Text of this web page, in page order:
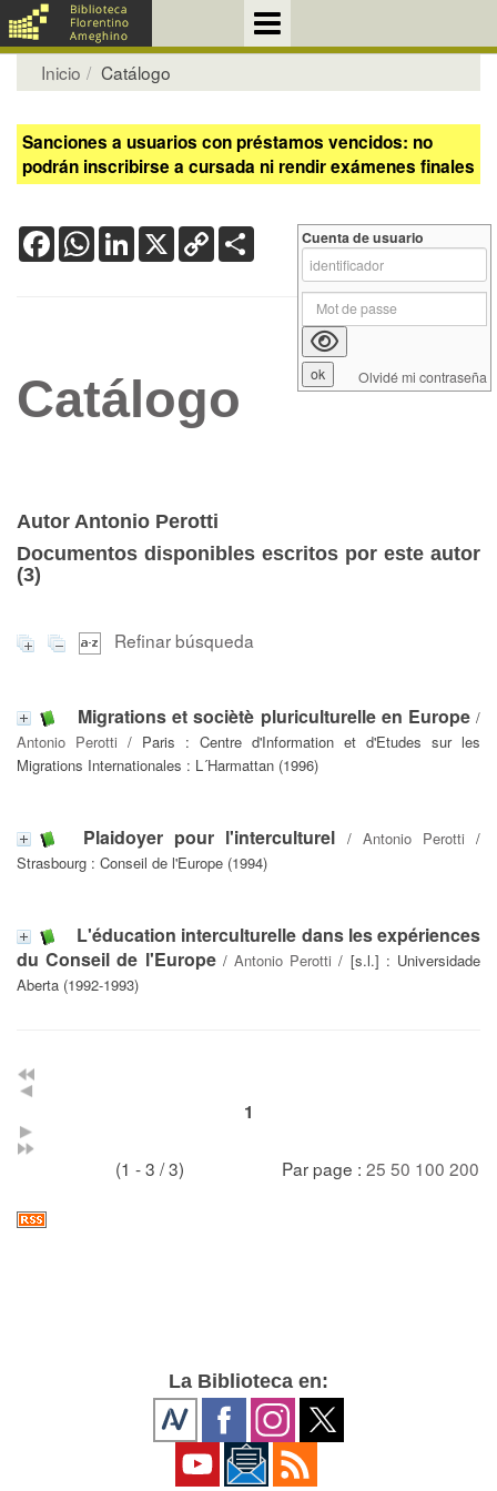
Inicio Catálogo
Sanciones a usuarios con préstamos vencidos: no
podrán inscribirse a cursada ni rendir exámenes finales
FacebookWhatsApp
LinkedIn
X Copy
Link
Catálogo
Autor Antonio Perotti
Documentos disponibles escritos por este autor
(3)
Refinar búsqueda
Migrations et sociètè pluriculturelle en Europe/
Antonio Perotti / Paris : Centre d'Information et d'Etudes sur les
Migrations Internationales : L´Harmattan (1996)
Plaidoyer pour l'interculturel / Antonio Perotti /
Strasbourg : Conseil de l'Europe (1994)
L'éducation interculturelle dans les expériences
du Conseil de l'Europe/Antonio Perotti / [s.l.] : Universidade
Aberta (1992-1993)
1
(1 - 3 / 3) Par page : 25 50 100 200
Cuenta de usuario
Olvidé mi contraseña
La Biblioteca en: